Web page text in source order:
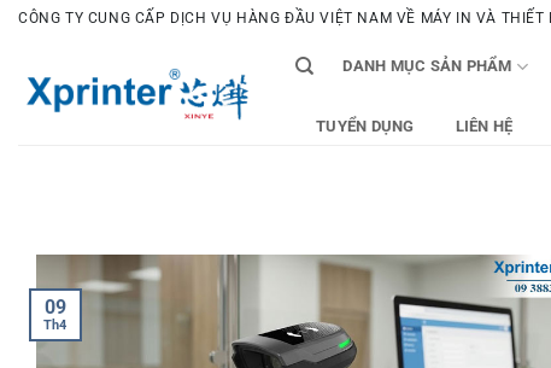
Bỏ
dung
CÔNG TY CUNG CẤP DỊCH VỤ HÀNG ĐẦU VIỆT NAM VỀ MÁY IN VÀ THIẾT
DANH MỤC SẢN PHẨM
TUYỂN DỤNG LIÊN HỆ
09
Th4